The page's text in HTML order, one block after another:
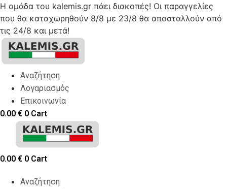
Η ομάδα του kalemis.gr πάει διακοπές! Οι παραγγελίες
που θα καταχωρηθούν 8/8 με 23/8 θα αποσταλλούν από
τις 24/8 και μετά!
Skip
content
Αναζήτηση
Λογαριασμός
Επικοινωνία
0.00 € 0 Cart
0.00 € 0 Cart
Αναζήτηση